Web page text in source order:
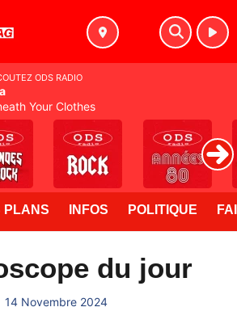
PLANS INFOS POLITIQUE
du jour
14 Novembre 2024
ODS RADIO
Your Clothes